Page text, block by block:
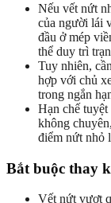
Nếu vết nứt
của người lái
đầu ở mép
thể duy trì
Tuy nhiên,
hợp với chủ
trong ngắn
Hạn chế
không
điểm nứt nhỏ
Bắt buộc thay
Vết nứt vượt